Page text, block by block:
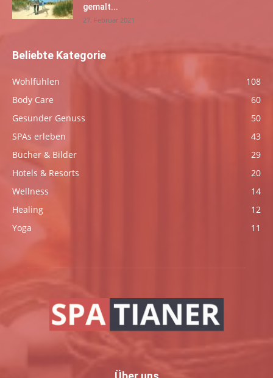
gemalt...
27. Februar 2021
Beliebte Kategorie
Wohlfühlen
108
Body Care
60
Gesunder Genuss
50
SPAs erleben
43
Bücher & Bilder
29
Hotels & Resorts
20
Wellness
14
Healing
12
Yoga
11